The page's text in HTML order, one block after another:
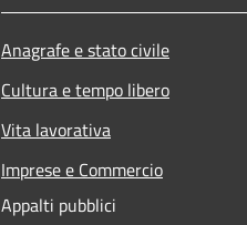
Anagrafe e stato civile
Cultura e tempo libero
Vita lavorativa
Imprese e Commercio
Appalti pubblici